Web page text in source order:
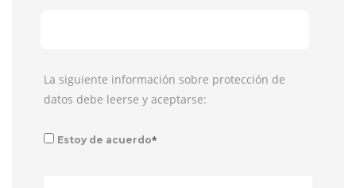
La siguiente información sobre protección de
datos debe leerse y aceptarse:
Estoy de acuerdo*